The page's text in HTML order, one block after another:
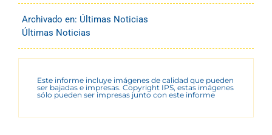
Archivado en: Últimas Noticias
Últimas Noticias
Este informe incluye imágenes de calidad que pueden
ser bajadas e impresas. Copyright IPS, estas imágenes
sólo pueden ser impresas junto con este informe